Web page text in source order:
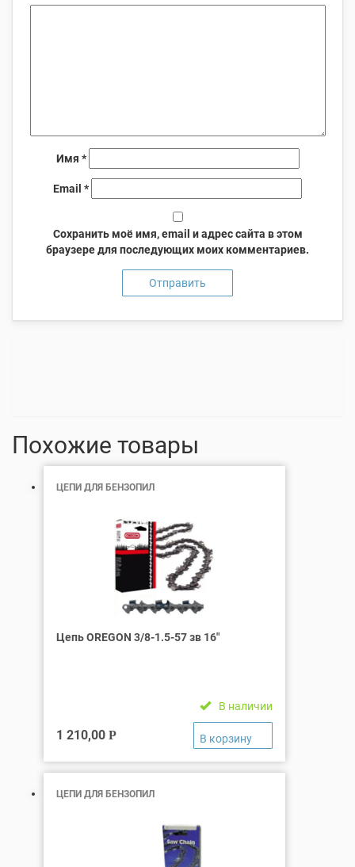
Имя *
Email *
Сохранить моё имя, email и адрес сайта в этом
браузере для последующих моих комментариев.
Похожие товары
ЦЕПИ ДЛЯ БЕНЗОПИЛ
Цепь OREGON 3/8-1.5-57 зв 16″
В наличии
1 210,00 Р
ЦЕПИ ДЛЯ БЕНЗОПИЛ